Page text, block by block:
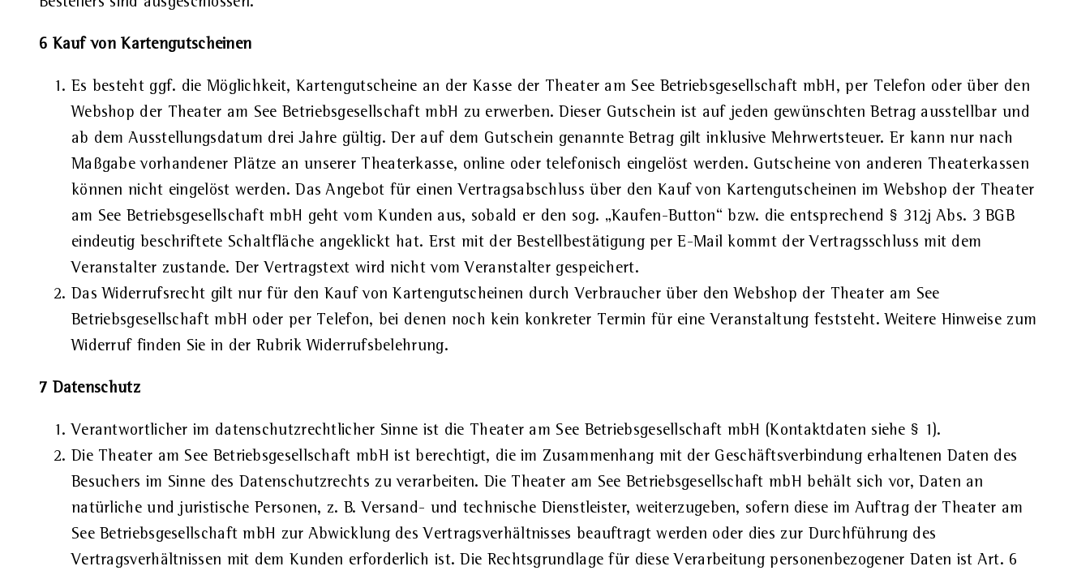
6 Kauf von Kartengutscheinen
Es besteht ggf. die Möglichkeit, Kartengutscheine an der Kasse der Theater am See Betriebsgesellschaft mbH, per Telefon oder über den
Webshop der Theater am See Betriebsgesellschaft mbH zu erwerben. Dieser Gutschein ist auf jeden gewünschten Betrag ausstellbar und
ab dem Ausstellungsdatum drei Jahre gültig. Der auf dem Gutschein genannte Betrag gilt inklusive Mehrwertsteuer. Er kann nur nach
Maßgabe vorhandener Plätze an unserer Theaterkasse, online oder telefonisch eingelöst werden. Gutscheine von anderen Theaterkassen
können nicht eingelöst werden. Das Angebot für einen Vertragsabschluss über den Kauf von Kartengutscheinen im Webshop der Theater
am See Betriebsgesellschaft mbH geht vom Kunden aus, sobald er den sog. „Kaufen-Button“ bzw. die entsprechend § 312j Abs. 3 BGB
eindeutig beschriftete Schaltfläche angeklickt hat. Erst mit der Bestellbestätigung per E-Mail kommt der Vertragsschluss mit dem
Veranstalter zustande. Der Vertragstext wird nicht vom Veranstalter gespeichert.
Das Widerrufsrecht gilt nur für den Kauf von Kartengutscheinen durch Verbraucher über den Webshop der Theater am See
Betriebsgesellschaft mbH oder per Telefon, bei denen noch kein konkreter Termin für eine Veranstaltung feststeht. Weitere Hinweise zum
Widerruf finden Sie in der RubrikWiderrufsbelehrung.
7 Datenschutz
Verantwortlicher im datenschutzrechtlicher Sinne ist die Theater am See Betriebsgesellschaft mbH (Kontaktdaten siehe § 1).
Die Theater am See Betriebsgesellschaft mbH ist berechtigt, die im Zusammenhang mit der Geschäftsverbindung erhaltenen Daten des
Besuchers im Sinne des Datenschutzrechts zu verarbeiten. Die Theater am See Betriebsgesellschaft mbH behält sich vor, Daten an
natürliche und juristische Personen, z. B. Versand- und technische Dienstleister, weiterzugeben, sofern diese im Auftrag der Theater am
See Betriebsgesellschaft mbH zur Abwicklung des Vertragsverhältnisses beauftragt werden oder dies zur Durchführung des
Vertragsverhältnissen mit dem Kunden erforderlich ist. Die Rechtsgrundlage für diese Verarbeitung personenbezogener Daten ist Art. 6